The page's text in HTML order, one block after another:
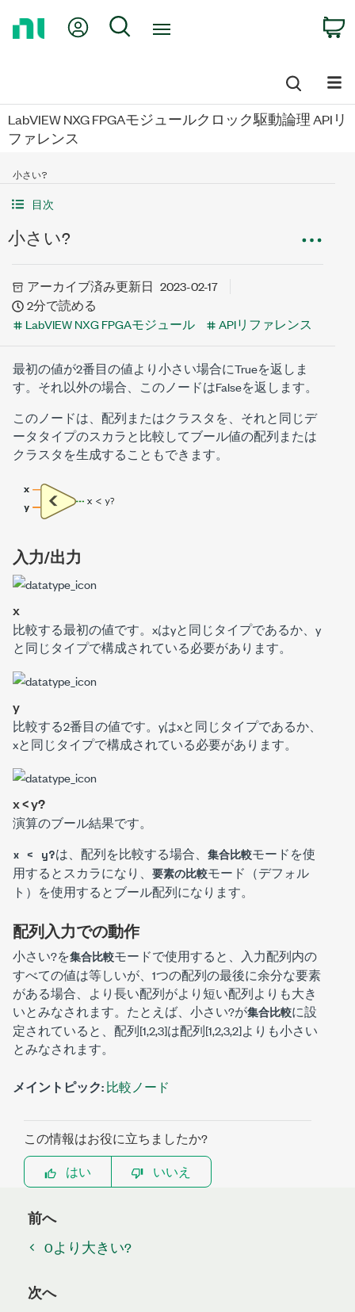
My Account
Search
LabVIEW NXG FPGAモジュールクロック駆動論理 APIリ
ファレンス
小さい?
目次
小さい?
アーカイブ済み更新日 2023-02-17
2分で読める
LabVIEW NXG FPGAモジュール
APIリファレンス
最初の値が2番目の値より小さい場合にTrueを返しま
す。それ以外の場合、このノードはFalseを返します。
このノードは、配列またはクラスタを、それと同じデ
ータタイプのスカラと比較してブール値の配列または
クラスタを生成することもできます。
入力/出力
x
比較する最初の値です。 xはyと同じタイプであるか、 y
と同じタイプで構成されている必要があります。
y
比較する2番目の値です。 yはxと同じタイプであるか、
xと同じタイプで構成されている必要があります。
x < y?
演算のブール結果です。
x < y?は、配列を比較する場合、 集合比較モードを使
用するとスカラになり、 要素の比較モード（デフォル
ト）を使用するとブール配列になります。
配列入力での動作
小さい?を集合比較モードで使用すると、入力配列内の
すべての値は等しいが、1つの配列の最後に余分な要素
がある場合、より長い配列がより短い配列よりも大き
いとみなされます。たとえば、 小さい?が集合比較に設
定されていると、配列[1,2,3]は配列[1,2,3,2]よりも小さい
とみなされます。
メイントピック:比較ノード
この情報はお役に立ちましたか?
はい
いいえ
前へ
0より大きい?
次へ